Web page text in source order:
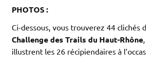
PHOTOS :
Ci-dessous, vous trouverez 44 clichés
Challenge des Trails du Haut-Rhône
illustrent les 26 récipiendaires à